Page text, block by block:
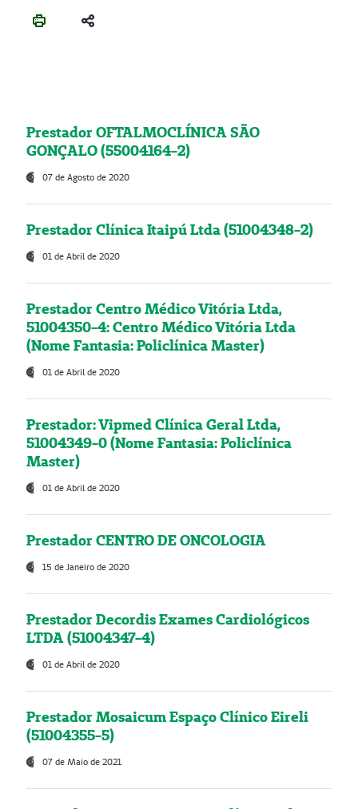
Prestador OFTALMOCLÍNICA SÃO
GONÇALO (55004164-2)
07 de Agosto de 2020
Prestador Clínica Itaipú Ltda (51004348-2)
01 de Abril de 2020
Prestador Centro Médico Vitória Ltda,
51004350-4: Centro Médico Vitória Ltda
(Nome Fantasia: Policlínica Master)
01 de Abril de 2020
Prestador: Vipmed Clínica Geral Ltda,
51004349-0 (Nome Fantasia: Policlínica
Master)
01 de Abril de 2020
Prestador CENTRO DE ONCOLOGIA
15 de Janeiro de 2020
Prestador Decordis Exames Cardiológicos
LTDA (51004347-4)
01 de Abril de 2020
Prestador Mosaicum Espaço Clínico Eireli
(51004355-5)
07 de Maio de 2021